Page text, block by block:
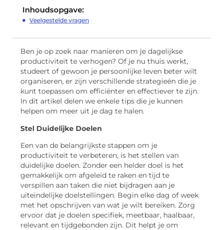
Inhoudsopgave:
Veelgestelde vragen
Ben je op zoek naar manieren om je dagelijkse
productiviteit te verhogen? Of je nu thuis werkt,
studeert of gewoon je persoonlijke leven beter wilt
organiseren, er zijn verschillende strategieën die je
kunt toepassen om efficiënter en effectiever te zijn.
In dit artikel delen we enkele tips die je kunnen
helpen om meer uit je dag te halen.
Stel Duidelijke Doelen
Een van de belangrijkste stappen om je
productiviteit te verbeteren, is het stellen van
duidelijke doelen. Zonder een helder doel is het
gemakkelijk om afgeleid te raken en tijd te
verspillen aan taken die niet bijdragen aan je
uiteindelijke doelstellingen. Begin elke dag of week
met het opschrijven van wat je wilt bereiken. Zorg
ervoor dat je doelen specifiek, meetbaar, haalbaar,
relevant en tijdgebonden zijn. Dit helpt je om